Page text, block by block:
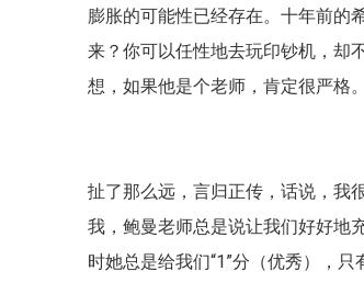
膨胀的可能性已经存在。十年前的
来？你可以任性地去玩印钞机，却
想，如果他是个老师，肯定很严格。
扯了那么远，言归正传，话说，我
我，鲍曼老师总是说让我们好好地
时她总是给我们“1”分（优秀），